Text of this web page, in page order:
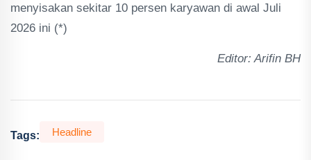
menyisakan sekitar 10 persen karyawan di awal Juli
2026 ini (*)
Editor: Arifin BH
Tags: Headline